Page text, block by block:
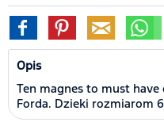
Opis
Ten magnes to must
Forda. Dzieki rozmiarom